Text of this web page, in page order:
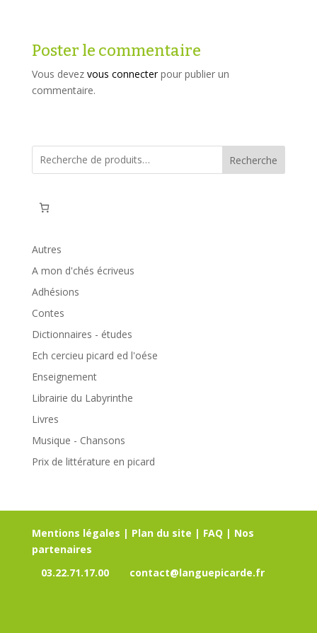
Poster le commentaire
Vous devez vous connecterpour publier un
commentaire.
Recherche
Autres
A mon d'chés écriveus
Adhésions
Contes
Dictionnaires - études
Ech cercieu picard ed l'oése
Enseignement
Librairie du Labyrinthe
Livres
Musique - Chansons
Prix de littérature en picard
Mentions légales | Plan du site | FAQ | Nos
partenaires
03.22.71.17.00
contact@languepicarde.fr